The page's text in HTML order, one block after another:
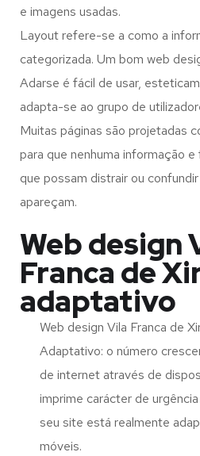
e imagens usadas.
Layout refere-se a como a
categorizada. Um bom web
Adarse é fácil de usar,
adapta-se ao grupo de
Muitas páginas são projetadas
para que nenhuma informação
que possam distrair ou
apareçam.
Web design
Franca de
adaptativo
Web design Vila Franca de
Adaptativo: o número
de internet através de
imprime carácter de
seu site está realmente
móveis.